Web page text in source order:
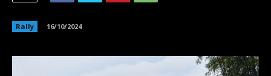
Rally 16/10/2024